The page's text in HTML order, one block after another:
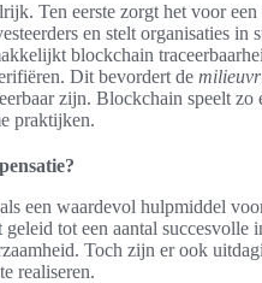
Ten eerste zorgt het voor een
en stelt organisaties in
blockchain
Dit bevordert de
zijn. Blockchain speelt zo
praktijken.
een waardevol hulpmiddel
tot een aantal succesvolle
Toch zijn er ook
realiseren.